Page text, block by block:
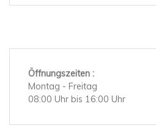
Öffnungszeiten :
Montag - Freitag
08:00 Uhr bis 16:00 Uhr